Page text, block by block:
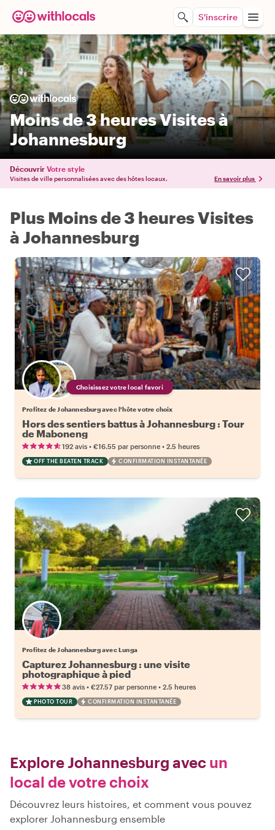
S'inscrire
Moins de 3 heures Visites à
Johannesburg
Découvrir Votre style
Visites de ville personnalisées avec des hôtes locaux. En savoir plus
Plus Moins de 3 heures Visites
à Johannesburg
Choisissez votre local favori
Profitez de Johannesburg avec l'hôte votre choix
Hors des sentiers battus à Johannesburg : Tour
de Maboneng
192 avis • €16.55 par personne • 2.5 heures
OFF THE BEATEN TRACK CONFIRMATION INSTANTANÉE
Profitez de Johannesburg avec Lunga
Capturez Johannesburg : une visite
photographique à pied
38 avis • €27.57 par personne • 2.5 heures
PHOTO TOUR CONFIRMATION INSTANTANÉE
Explore Johannesburg avec un
local de votre choix
Découvrez leurs histoires, et comment vous pouvez
explorer Johannesburg ensemble